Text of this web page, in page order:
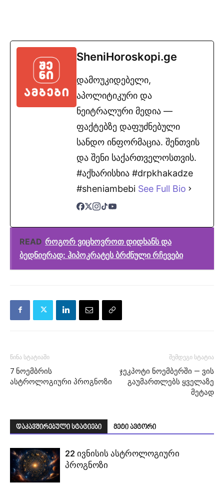
SheniHoroskopi.ge
დამოუკიდებელი,
აპოლიტიკური და
ნეიტრალური მედია —
ფაქტებზე დაფუძნებული
სანდო ინფორმაცია. შენთვის
და შენი საქართველოსთვის.
#აქხარისხია #drpkhakadze
#sheniambebi See Full Bio
READ როგორ ვიცხოვროთ დიდხანს და
ბედნიერად: ჰიპოკრატეს ბრძნული რჩევები
წინა სტატიაში
7 ნოემბრის
ასტროლოგიური პროგნოზი
შემდეგი სტატია
ჯეკპოტი ნოემბერში — ვის
გაუმართლებს ყველაზე
მეტად
დაკავშირებული სტატიები მეტი ავტორი
22 ივნისის ასტროლოგიური
პროგნოზი